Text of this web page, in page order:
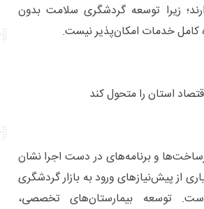
زیرا توسعه گردشگری سلامت بدون
خدمات امکان‌پذیر نیست.
استان را متحول کند
و برنامه‌های در دست اجرا نشان
از پیش‌نیازهای ورود به بازار گردشگری
توسعه بیمارستان‌های تخصصی،